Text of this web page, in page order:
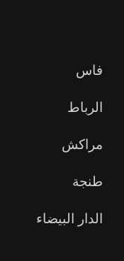
فاس
الرباط
مراكش
طنجة
الدار البيضاء